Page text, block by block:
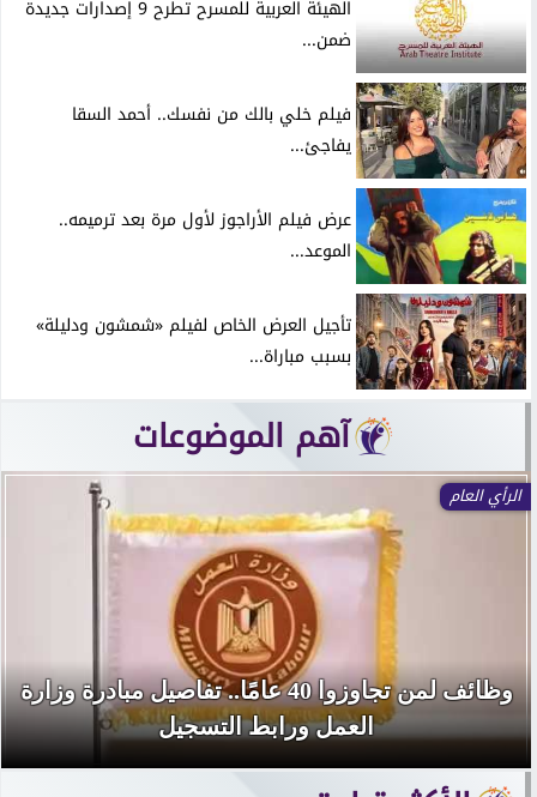
الهيئة العربية للمسرح تطرح 9 إصدارات جديدة
ضمن...
فيلم خلي بالك من نفسك.. أحمد السقا
يفاجئ...
عرض فيلم الأراجوز لأول مرة بعد ترميمه..
الموعد...
تأجيل العرض الخاص لفيلم «شمشون ودليلة»
بسبب مباراة...
آهم الموضوعات
الرأي العام
وظائف لمن تجاوزوا 40 عامًا.. تفاصيل مبادرة وزارة
العمل ورابط التسجيل